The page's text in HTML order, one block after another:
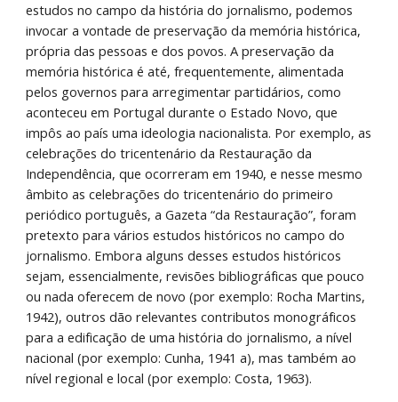
estudos no campo da história do jornalismo, podemos
invocar a vontade de preservação da memória histórica,
própria das pessoas e dos povos. A preservação da
memória histórica é até, frequentemente, alimentada
pelos governos para arregimentar partidários, como
aconteceu em Portugal durante o Estado Novo, que
impôs ao país uma ideologia nacionalista. Por exemplo, as
celebrações do tricentenário da Restauração da
Independência, que ocorreram em 1940, e nesse mesmo
âmbito as celebrações do tricentenário do primeiro
periódico português, a Gazeta “da Restauração”, foram
pretexto para vários estudos históricos no campo do
jornalismo. Embora alguns desses estudos históricos
sejam, essencialmente, revisões bibliográficas que pouco
ou nada oferecem de novo (por exemplo: Rocha Martins,
1942), outros dão relevantes contributos monográficos
para a edificação de uma história do jornalismo, a nível
nacional (por exemplo: Cunha, 1941 a), mas também ao
nível regional e local (por exemplo: Costa, 1963).